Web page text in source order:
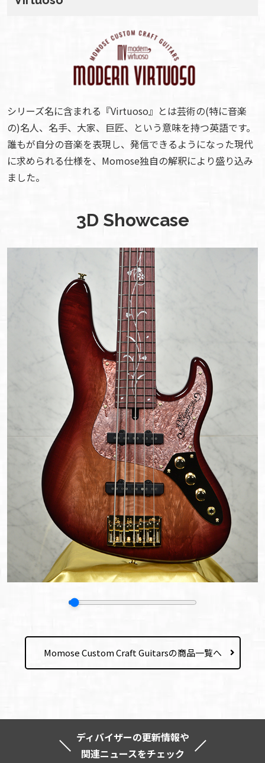
シリーズ名に含まれる『Virtuoso』とは芸術の(特に音楽
の)名人、名手、大家、巨匠、という意味を持つ英語です。
誰もが自分の音楽を表現し、発信できるようになった現代
に求められる仕様を、Momose独自の解釈により盛り込み
ました。
3D Showcase
Momose Custom Craft Guitarsの商品一覧へ
ディバイザーの更新情報や
関連ニュースをチェック